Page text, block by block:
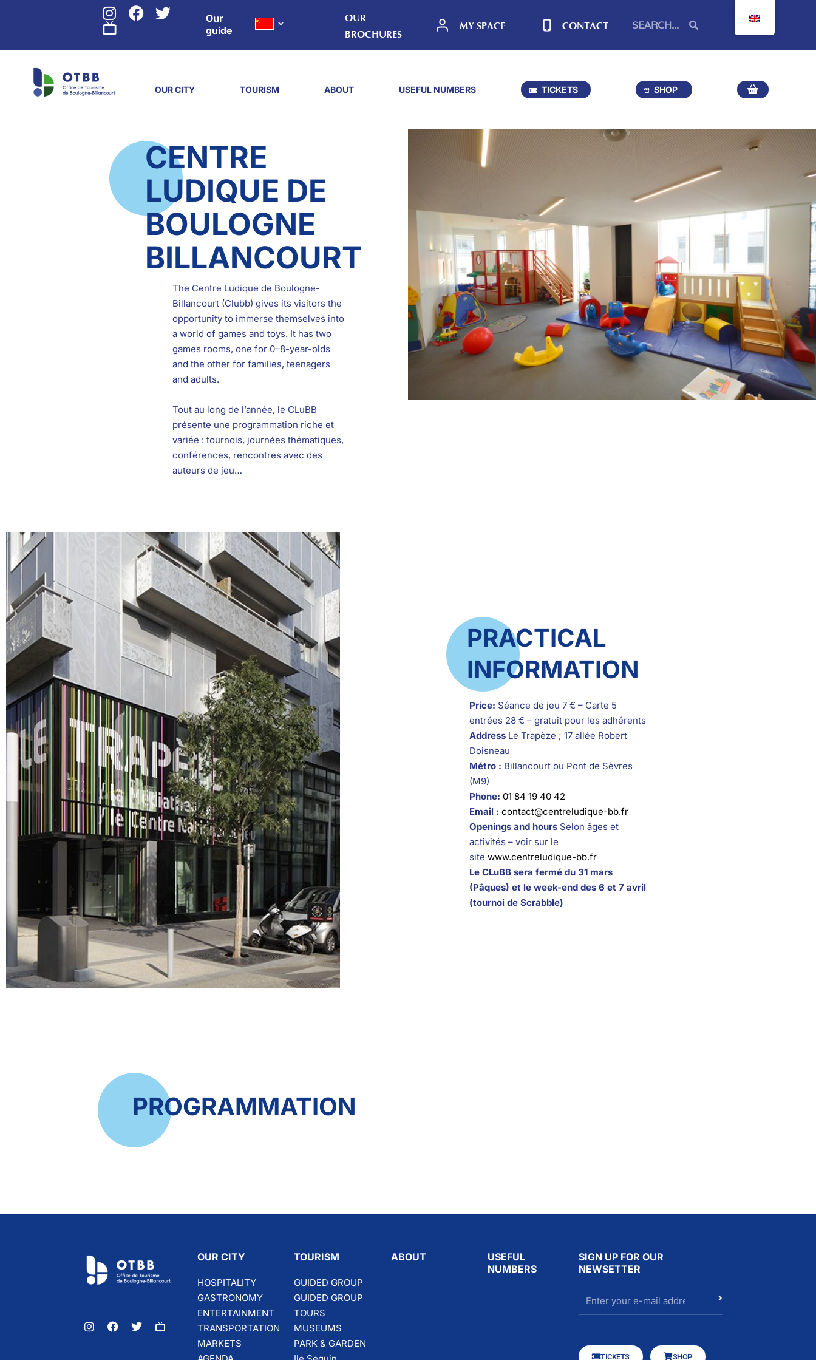
Our
guide
OUR
BROCHURES
MY SPACE CONTACT
OUR CITY TOURISM ABOUT USEFUL NUMBERS TICKETS SHOP
CENTRE
LUDIQUE DE
BOULOGNE
BILLANCOURT
The Centre Ludique de Boulogne-
Billancourt (Clubb) gives its visitors the
opportunity to immerse themselves into
a world of games and toys. It has two
games rooms, one for 0–8-year-olds
and the other for families, teenagers
and adults.
Tout au long de l’année, le CLuBB
présente une programmation riche et
variée : tournois, journées thématiques,
conférences, rencontres avec des
auteurs de jeu…
PRACTICAL
INFORMATION
Price: Séance de jeu 7 € – Carte 5
entrées 28 € – gratuit pour les adhérents
AddressLe Trapèze ; 17 allée Robert
Doisneau
Métro : Billancourt ou Pont de Sèvres
(M9)
Phone: 01 84 19 40 42
Email : contact@centreludique-bb.fr
Openings and hoursSelon âges et
activités – voir sur le
site www.centreludique-bb.fr
Le CLuBB sera fermé du 31 mars
(Pâques) et le week-end des 6 et 7 avril
(tournoi de Scrabble)
PROGRAMMATION
OUR CITY
HOSPITALITY
GASTRONOMY
ENTERTAINMENT
TRANSPORTATION
MARKETS
TOURISM
GUIDED GROUP
GUIDED GROUP
TOURS
MUSEUMS
PARK & GARDEN
ABOUT
USEFUL
NUMBERS
SIGN UP FOR OUR
NEWSETTER
TICKETS SHOP